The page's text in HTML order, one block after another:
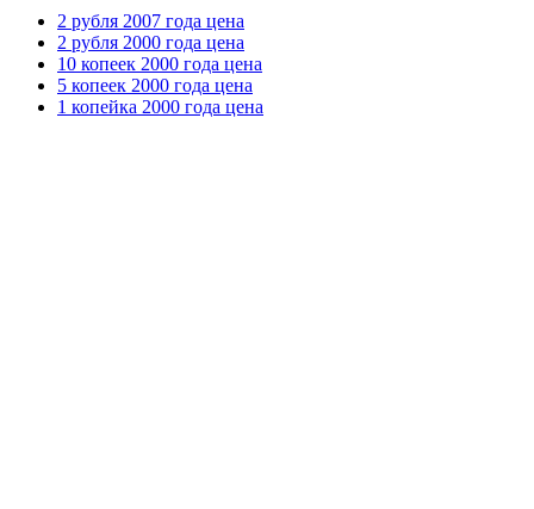
2 рубля 2007 года цена
2 рубля 2000 года цена
10 копеек 2000 года цена
5 копеек 2000 года цена
1 копейка 2000 года цена